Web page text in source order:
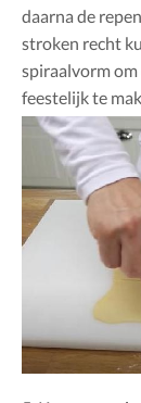
daarna de
stroken recht
spiraalvorm om
feestelijk te